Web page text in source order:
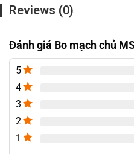
MSI PRO H610M-E DDR4
Gold và Celeron thế hệ thứ
thích cao và ổn định toàn
độ và nhiệt độ qua giao
phần mềm.
Hỗ trợ lưu trữ và bộ nhớ cao
trợ lên đến 64GB và đa
Reviews (0)
Đánh giá Bo mạch chủ
5
4
3
2
1